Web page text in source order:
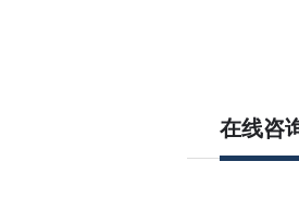
在线咨